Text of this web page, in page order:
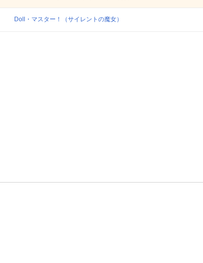
Doll・マスター！（サイレントの魔女）